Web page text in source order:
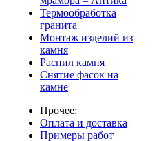
Термообработка
гранита
Монтаж изделий из
камня
Распил камня
Снятие фасок на
камне
Прочее:
Оплата и доставка
Примеры работ